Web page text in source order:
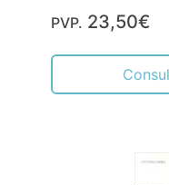
PVP. 23,50€